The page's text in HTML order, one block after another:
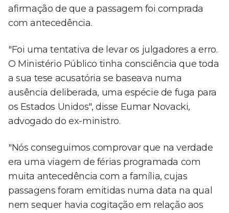
afirmação de que a passagem foi comprada
com antecedência.
"Foi uma tentativa de levar os julgadores a erro.
O Ministério Público tinha consciência que toda
a sua tese acusatória se baseava numa
ausência deliberada, uma espécie de fuga para
os Estados Unidos", disse Eumar Novacki,
advogado do ex-ministro.
"Nós conseguimos comprovar que na verdade
era uma viagem de férias programada com
muita antecedência com a família, cujas
passagens foram emitidas numa data na qual
nem sequer havia cogitação em relação aos